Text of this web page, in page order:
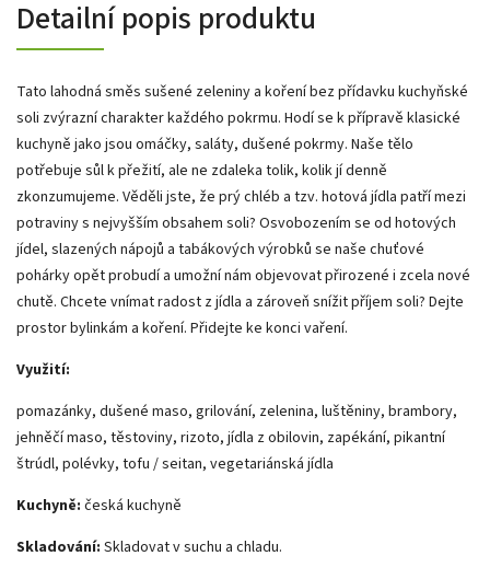
Detailní popis produktu
Tato lahodná směs sušené zeleniny a koření bez přídavku kuchyňské
soli zvýrazní charakter každého pokrmu. Hodí se k přípravě klasické
kuchyně jako jsou omáčky, saláty, dušené pokrmy. Naše tělo
potřebuje sůl k přežití, ale ne zdaleka tolik, kolik jí denně
zkonzumujeme. Věděli jste, že prý chléb a tzv. hotová jídla patří mezi
potraviny s nejvyšším obsahem soli? Osvobozením se od hotových
jídel, slazených nápojů a tabákových výrobků se naše chuťové
pohárky opět probudí a umožní nám objevovat přirozené i zcela nové
chutě. Chcete vnímat radost z jídla a zároveň snížit příjem soli? Dejte
prostor bylinkám a koření. Přidejte ke konci vaření.
Využití:
pomazánky, dušené maso, grilování, zelenina, luštěniny, brambory,
jehněčí maso, těstoviny, rizoto, jídla z obilovin, zapékání, pikantní
štrúdl, polévky, tofu / seitan, vegetariánská jídla
Kuchyně: česká kuchyně
Skladování: Skladovat v suchu a chladu.